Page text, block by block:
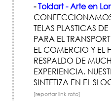
-Toldart - Arte en
TELAS PLASTICAS
PARA EL
EL COMERCIO Y EL
RESPALDO DE
EXPERIENCIA.
SINTETIZA EN EL
[reportar link roto]